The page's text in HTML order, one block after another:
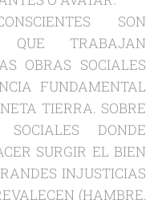
SON
QUE TRABAJAN
OBRAS SOCIALES
FUNDAMENTAL
TIERRA. SOBRE
DONDE
SURGIR EL BIEN
INJUSTICIAS
(HAMBRE,